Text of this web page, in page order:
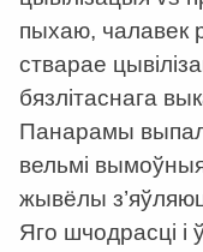
пыхаю, чалавек
стварае
бязлітаснага
Панарамы
вельмі
жывёлы
Яго шчодрасці і